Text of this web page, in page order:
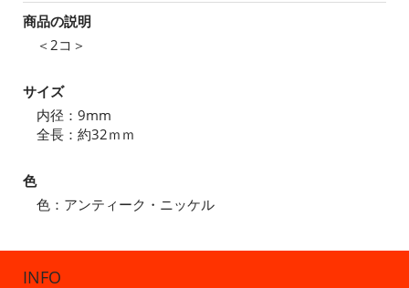
商品の説明
＜2コ＞
サイズ
内径：9mm
全長：約32ｍｍ
色
色：アンティーク・ニッケル
INFO